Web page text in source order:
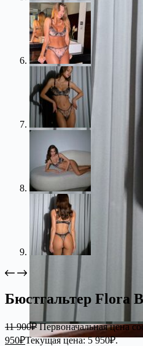
Бюстгальтер Flora
11 900₽ Первоначальная цена
950₽Текущая цена: 5 950₽.